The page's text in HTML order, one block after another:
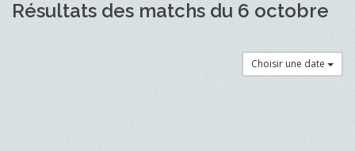
Résultats des matchs du 6 octobre
Choisir une date